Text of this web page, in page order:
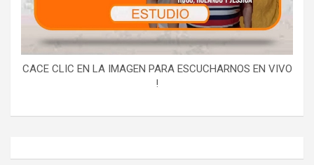
CACE CLIC EN LA IMAGEN PARA ESCUCHARNOS EN VIVO
!